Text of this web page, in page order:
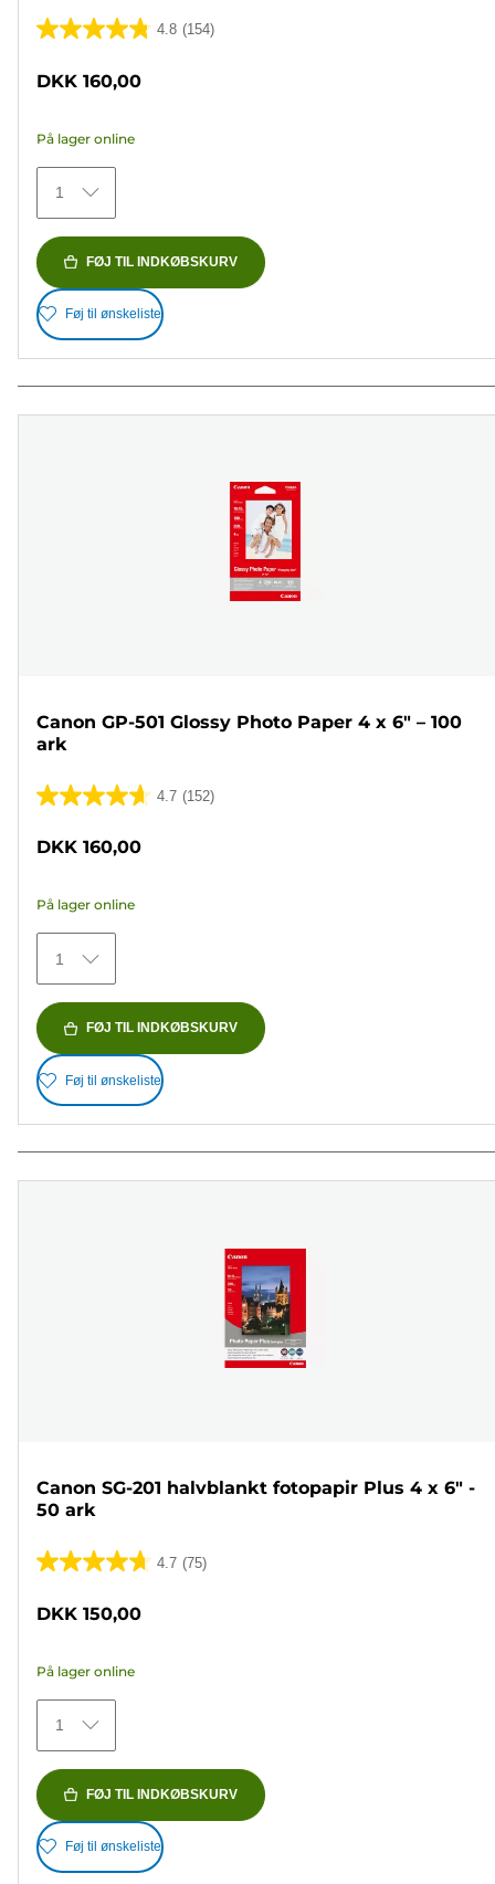
4.8 (154)
4.8
af
stjerner.
154
anmeldelser
DKK 160,00
På lager online
1
FØJ TIL INDKØBSKURV
Føj til ønskeliste
Canon GP-501 Glossy Photo Paper 4 x 6" – 100
ark
4.7 (152)
4.7
stjerner.
152
anmeldelser
DKK 160,00
På lager online
1
FØJ TIL INDKØBSKURV
Føj til ønskeliste
Canon SG-201 halvblankt fotopapir Plus 4 x 6" -
50 ark
4.7 (75)
4.7
af
stjerner.
75
anmeldelser
DKK 150,00
På lager online
1
FØJ TIL INDKØBSKURV
Føj til ønskeliste